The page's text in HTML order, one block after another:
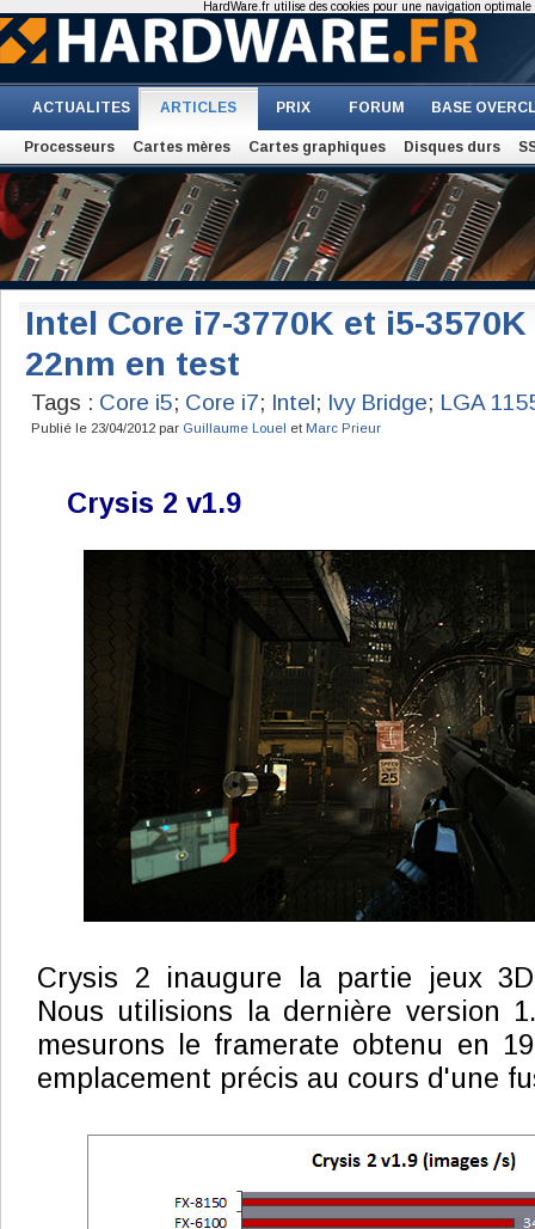
ACTUALITES ARTICLES PRIX FORUM BASE
Processeurs Cartes mères Cartes graphiques Disques durs
Intel Core i7-3770K et i5-
22nm en test
Tags : Core i5; Core i7; Intel; Ivy Bridge; LGA
Publié le 23/04/2012 par Guillaume Louel et Marc Prieur
Crysis 2 v1.9
Crysis 2 inaugure la partie jeux
Nous utilisions la dernière version
mesurons le framerate obtenu en
emplacement précis au cours d'une
HardWare.fr utilise des cookies pour une navigation